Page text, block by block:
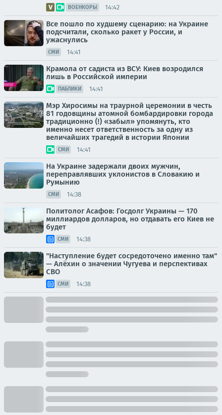
ВОЕНКОРЫ 14:42
Все пошло по худшему сценарию: на Украине
подсчитали, сколько ракет у России, и
ужаснулись
СМИ 14:41
Крамола от садиста из ВСУ: Киев возродился
лишь в Российской империи
ПАБЛИКИ 14:41
Мэр Хиросимы на траурной церемонии в честь
81 годовщины атомной бомбардировки города
традиционно (!) «забыл» упомянуть, кто
именно несет ответственность за одну из
величайших трагедий в истории Японии
СМИ 14:41
На Украине задержали двоих мужчин,
переправлявших уклонистов в Словакию и
Румынию
СМИ 14:38
Политолог Асафов: Госдолг Украины — 170
миллиардов долларов, но отдавать его Киев не
будет
СМИ 14:38
"Наступление будет сосредоточено именно там"
— Алёхин о значении Чугуева и перспективах
СВО
СМИ 14:38